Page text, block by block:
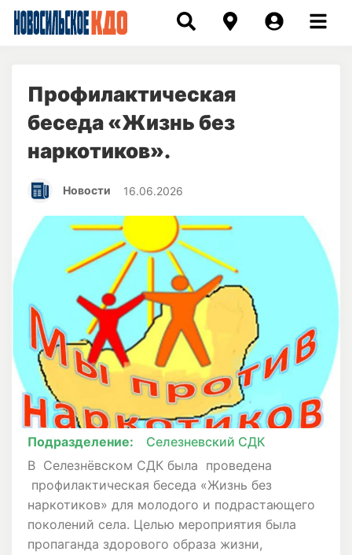
Профилактическая
беседа «Жизнь без
наркотиков».
Новости 16.06.2026
Подразделение:
Селезневский СДК
В Селезнёвском СДК была проведена
профилактическая беседа «Жизнь без
наркотиков» для молодого и подрастающего
поколений села. Целью мероприятия была
пропаганда здорового образа жизни,